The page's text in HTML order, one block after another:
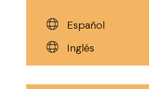
Español
Inglés